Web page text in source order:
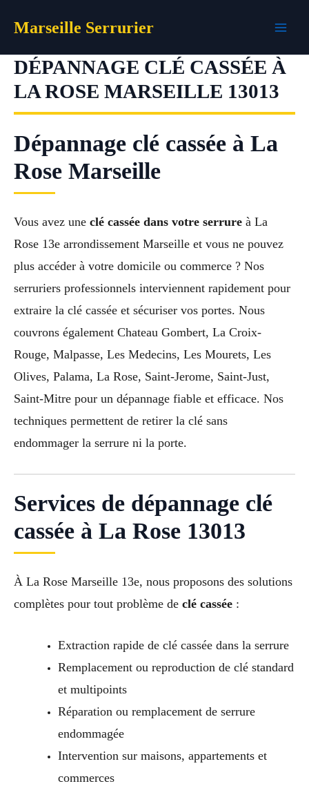
Marseille Serrurier
DÉPANNAGE CLÉ CASSÉE À
LA ROSE MARSEILLE 13013
Dépannage clé cassée à La
Rose Marseille
Vous avez une clé cassée dans votre serrure à La
Rose 13e arrondissement Marseille et vous ne pouvez
plus accéder à votre domicile ou commerce ? Nos
serruriers professionnels interviennent rapidement pour
extraire la clé cassée et sécuriser vos portes. Nous
couvrons également Chateau Gombert, La Croix-
Rouge, Malpasse, Les Medecins, Les Mourets, Les
Olives, Palama, La Rose, Saint-Jerome, Saint-Just,
Saint-Mitre pour un dépannage fiable et efficace. Nos
techniques permettent de retirer la clé sans
endommager la serrure ni la porte.
Services de dépannage clé
cassée à La Rose 13013
À La Rose Marseille 13e, nous proposons des solutions
complètes pour tout problème de clé cassée :
Extraction rapide de clé cassée dans la serrure
Remplacement ou reproduction de clé standard
et multipoints
Réparation ou remplacement de serrure
endommagée
Intervention sur maisons, appartements et
commerces